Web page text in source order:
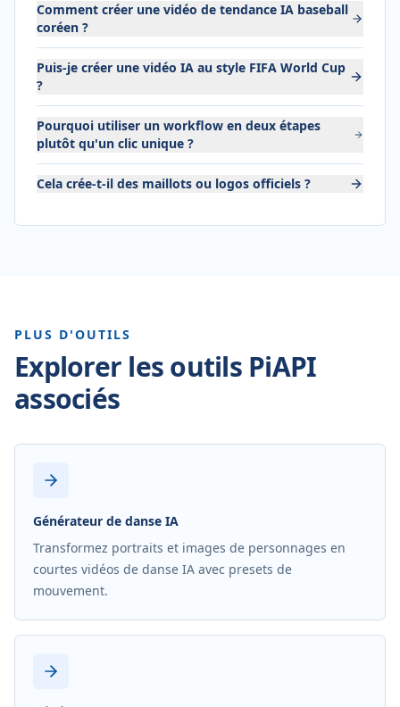
Comment créer une vidéo de tendance IA baseball
coréen ?
Puis-je créer une vidéo IA au style FIFA World Cup
?
Pourquoi utiliser un workflow en deux étapes
plutôt qu'un clic unique ?
Cela crée-t-il des maillots ou logos officiels ?
PLUS D'OUTILS
Explorer les outils PiAPI
associés
Générateur de danse IA
Transformez portraits et images de personnages en
courtes vidéos de danse IA avec presets de
mouvement.